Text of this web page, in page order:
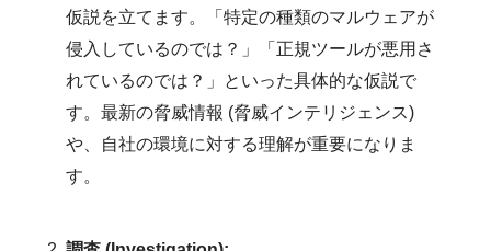
仮説を立てます。「特定の種類のマルウェアが
侵入しているのでは？」「正規ツールが悪用さ
れているのでは？」といった具体的な仮説で
す。最新の脅威情報 (脅威インテリジェンス)
や、自社の環境に対する理解が重要になりま
す。